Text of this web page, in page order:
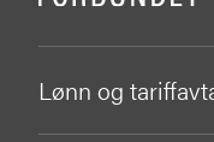
Lønn og